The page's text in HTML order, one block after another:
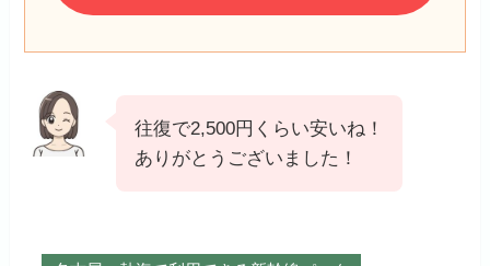
往復で2,500円くらい安いね！
ありがとうございました！